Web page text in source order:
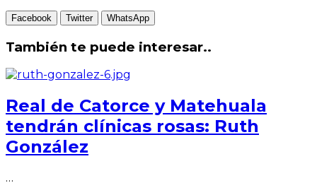
Facebook Twitter WhatsApp
También te puede interesar..
Real de Catorce y Matehuala
tendrán clínicas rosas: Ruth
González
…